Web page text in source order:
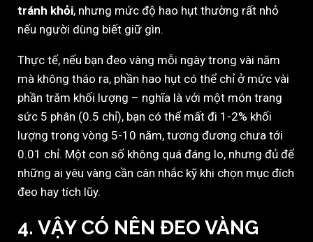
tránh khỏi, nhưng mức độ hao hụt thường rất nhỏ
nếu người dùng biết giữ gìn.
Thực tế, nếu bạn đeo vàng mỗi ngày trong vài năm
mà không tháo ra, phần hao hụt có thể chỉ ở mức vài
phần trăm khối lượng – nghĩa là với một món trang
sức 5 phân (0.5 chỉ), bạn có thể mất đi 1-2% khối
lượng trong vòng 5-10 năm, tương đương chưa tới
0.01 chỉ. Một con số không quá đáng lo, nhưng đủ để
những ai yêu vàng cần cân nhắc kỹ khi chọn mục đích
đeo hay tích lũy.
4. VẬY CÓ NÊN ĐEO VÀNG